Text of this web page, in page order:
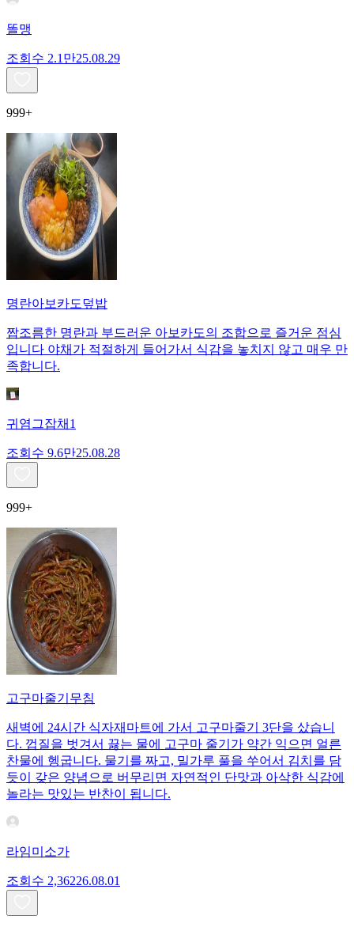
똘맹
조회수 2.1만25.08.29
999+
명란아보카도덮밥
짭조름한 명란과 부드러운 아보카도의 조합으로 즐거운 점심
입니다 야채가 적절하게 들어가서 식감을 놓치지 않고 매우 만
족합니다.
귀염그잡채1
조회수 9.6만25.08.28
999+
고구마줄기무침
새벽에 24시간 식자재마트에 가서 고구마줄기 3단을 샀습니
다. 껍질을 벗겨서 끓는 물에 고구마 줄기가 약간 익으면 얼른
찬물에 헹굽니다. 물기를 짜고, 밀가루 풀을 쑤어서 김치를 담
듯이 갖은 양념으로 버무리면 자연적인 단맛과 아삭한 식감에
놀라는 맛있는 반찬이 됩니다.
라임미소가
조회수 2,36226.08.01